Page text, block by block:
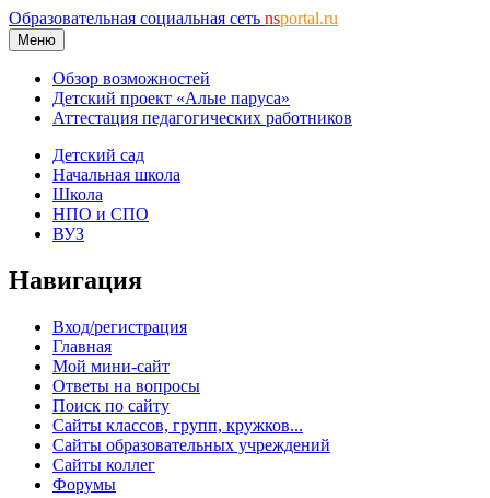
Образовательная социальная сеть nsportal.ru
Меню
Обзор возможностей
Детский проект «Алые паруса»
Аттестация педагогических работников
Детский сад
Начальная школа
Школа
НПО и СПО
ВУЗ
Навигация
Вход/регистрация
Главная
Мой мини-сайт
Ответы на вопросы
Поиск по сайту
Сайты классов, групп, кружков...
Сайты образовательных учреждений
Сайты коллег
Форумы